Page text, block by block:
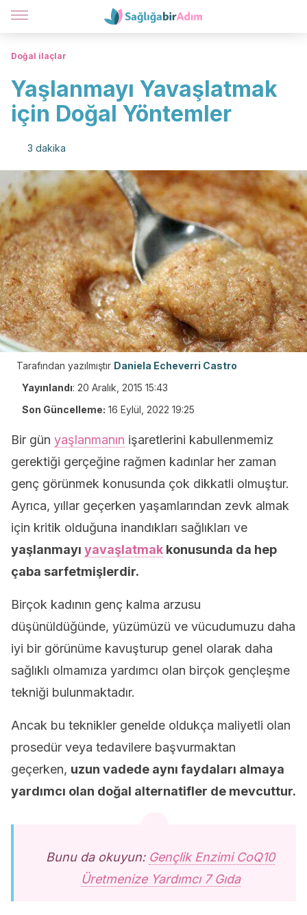
Doğal ilaçlar
Yaşlanmayı Yavaşlatmak
için Doğal Yöntemler
3 dakika
Tarafından yazılmıştır Daniela Echeverri Castro
Yayınlandı: 20 Aralık, 2015 15:43
Son Güncelleme: 16 Eylül, 2022 19:25
Bir gün yaşlanmanın işaretlerini kabullenmemiz
gerektiği gerçeğine rağmen kadınlar her zaman
genç görünmek konusunda çok dikkatli olmuştur.
Ayrıca, yıllar geçerken yaşamlarından zevk almak
için kritik olduğuna inandıkları sağlıkları ve
yaşlanmayı yavaşlatmak konusunda da hep
çaba sarfetmişlerdir.
Birçok kadının genç kalma arzusu
düşünüldüğünde, yüzümüzü ve vücudumuzu daha
iyi bir görünüme kavuşturup genel olarak daha
sağlıklı olmamıza yardımcı olan birçok gençleşme
tekniği bulunmaktadır.
Ancak bu teknikler genelde oldukça maliyetli olan
prosedür veya tedavilere başvurmaktan
geçerken, uzun vadede aynı faydaları almaya
yardımcı olan doğal alternatifler de mevcuttur.
Bunu da okuyun: Gençlik Enzimi CoQ10
Üretmenize Yardımcı 7 Gıda